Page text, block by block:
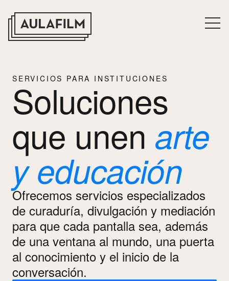
SERVICIOS PARA INSTITUCIONES
Soluciones
que unen arte
y educación
Ofrecemos servicios especializados
de curaduría, divulgación y mediación
para que cada pantalla sea, además
de una ventana al mundo, una puerta
al conocimiento y el inicio de la
conversación.